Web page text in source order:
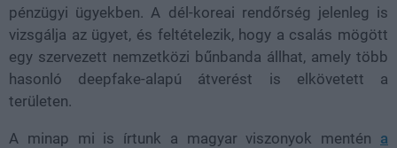
pénzügyi ügyekben. A dél-koreai rendőrség jelenleg is
vizsgálja az ügyet, és feltételezik, hogy a csalás mögött
egy szervezett nemzetközi bűnbanda állhat, amely több
hasonló deepfake-alapú átverést is elkövetett a
területen.
A minap mi is írtunk a magyar viszonyok mentén a